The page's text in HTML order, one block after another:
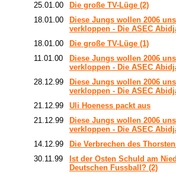
25.01.00
Die große TV-Lüge (2)
18.01.00
Diese Jungs wollen 2006
verkloppen - Die ASEC
18.01.00
Die große TV-Lüge (1)
11.01.00
Diese Jungs wollen 2006
verkloppen - Die ASEC
28.12.99
Diese Jungs wollen 2006
verkloppen - Die ASEC
21.12.99
Uli Hoeness packt aus
21.12.99
Diese Jungs wollen 2006
verkloppen - Die ASEC
14.12.99
Die Verbrechen des
30.11.99
Ist der Osten Schuld am
Deutschen Fussball? (2)